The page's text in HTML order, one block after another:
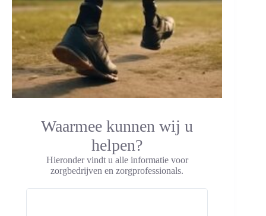
Waarmee kunnen wij u
helpen?
Hieronder vindt u alle informatie voor
zorgbedrijven en zorgprofessionals.